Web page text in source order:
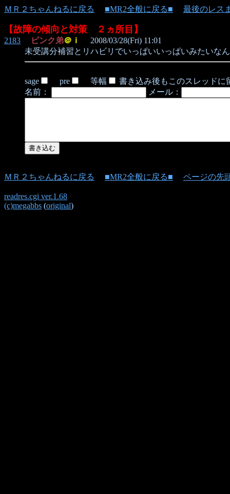
ＭＲ２ちゃんねるに戻る ■MR2全般に戻る■ 最後のレス
【故障の傾向と対策 ２ヵ所目】
2183 ピンク弟＠ｉ
2008/03/28(Fri) 11:01
未受講分補習とリハビリでいっぱいいっぱいみたいな
sage pre 等幅
書き込み後もこのスレッドに
名前：
メール：
ＭＲ２ちゃんねるに戻る ■MR2全般に戻る■ ページの先
readres.cgi ver.1.68
(c)megabbs (original)